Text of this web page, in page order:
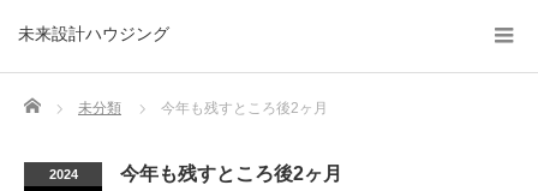
未来設計ハウジング
Home 未分類 今年も残すところ後2ヶ月
2024 今年も残すところ後2ヶ月